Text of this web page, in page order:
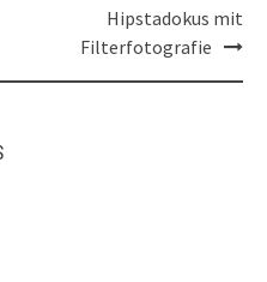
Hipstadokus mit
Filterfotografie